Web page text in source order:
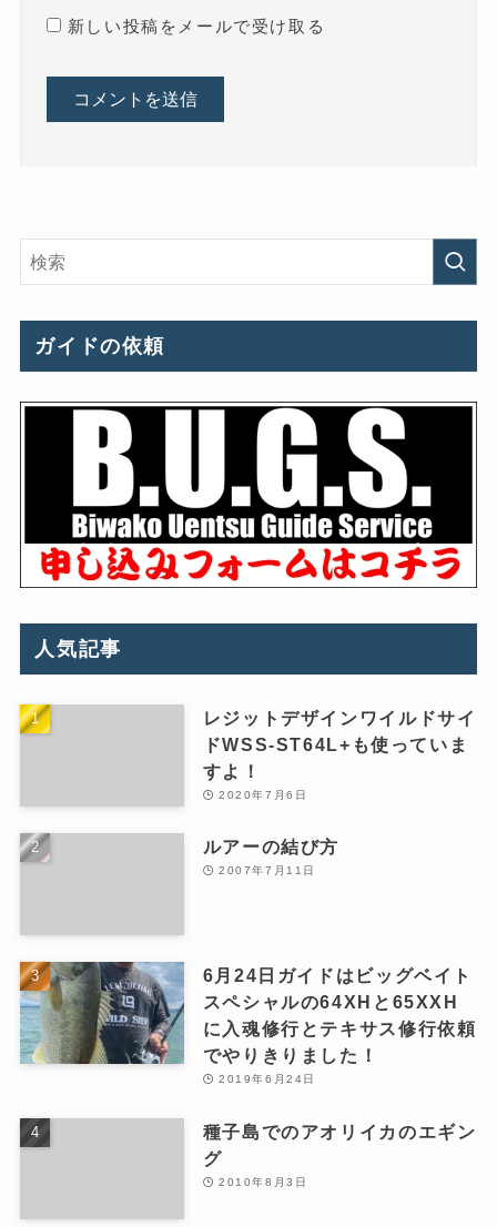
新しい投稿をメールで受け取る
ガイドの依頼
人気記事
レジットデザインワイルドサイ
ドWSS-ST64L+も使っていま
すよ！
2020年7月6日
ルアーの結び方
2007年7月11日
6月24日ガイドはビッグベイト
スペシャルの64XHと65XXH
に入魂修行とテキサス修行依頼
でやりきりました！
2019年6月24日
種子島でのアオリイカのエギン
グ
2010年8月3日